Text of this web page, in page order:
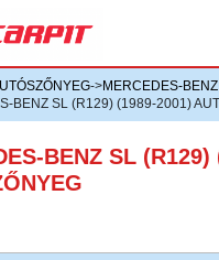
->MERCEDES-
BENZ SL (R129) (1989-2001)
BENZ SL (R129)